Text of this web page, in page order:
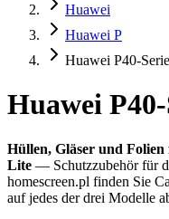
Huawei
Huawei P
Huawei P40-
Huawei
Hüllen, Gläser und
Lite — Schutzzubehör für
homescreen.pl finden Sie
auf jedes der drei Modelle